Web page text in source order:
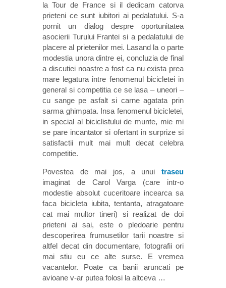
la Tour de France si il dedicam catorva
prieteni ce sunt iubitori ai pedalatului. S-a
pornit un dialog despre oportunitatea
asocierii Turului Frantei si a pedalatului de
placere al prietenilor mei. Lasand la o parte
modestia unora dintre ei, concluzia de final
a discutiei noastre a fost ca nu exista prea
mare legatura intre fenomenul bicicletei in
general si competitia ce se lasa – uneori –
cu sange pe asfalt si carne agatata prin
sarma ghimpata. Insa fenomenul bicicletei,
in special al biciclistului de munte, mie mi
se pare incantator si ofertant in surprize si
satisfactii mult mai mult decat celebra
competitie.
Povestea de mai jos, a unui traseu
imaginat de Carol Varga (care intr-o
modestie absolut cuceritoare incearca sa
faca bicicleta iubita, tentanta, atragatoare
cat mai multor tineri) si realizat de doi
prieteni ai sai, este o pledoarie pentru
descoperirea frumusetilor tarii noastre si
altfel decat din documentare, fotografii ori
mai stiu eu ce alte surse. E vremea
vacantelor. Poate ca banii aruncati pe
avioane v-ar putea folosi la altceva …